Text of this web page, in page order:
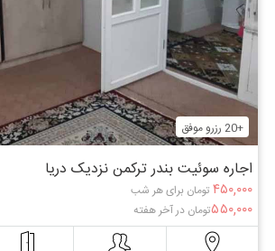
+20 رزرو موفق
اجاره سوئیت بندر ترکمن نزدیک دریا
۴۵۰,۰۰۰ تومان برای هر شب
۵۵۰,۰۰۰تومان در آخر هفته